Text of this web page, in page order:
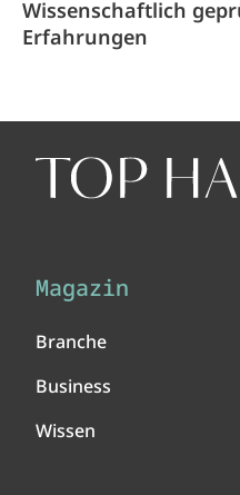
Wissenschaftlich
Erfahrungen
Magazin
Branche
Business
Wissen